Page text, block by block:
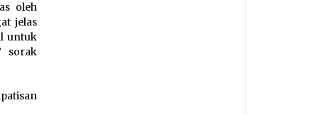
oleh
jelas
untuk
sorak